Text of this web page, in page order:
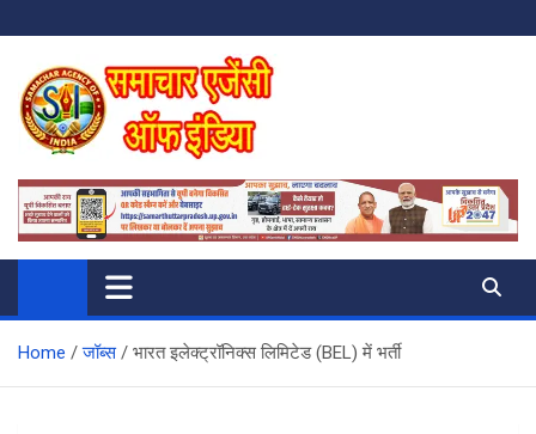
to
content
SAMACHAR AGENCY OF INDIA
My WordPress Blog
Home जॉब्स भारत इलेक्ट्रॉनिक्स लिमिटेड (BEL) में भर्ती